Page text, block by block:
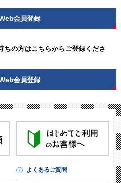
会員登録
ちの方はこちらからご登録くださ
会員登録
よくあるご質問